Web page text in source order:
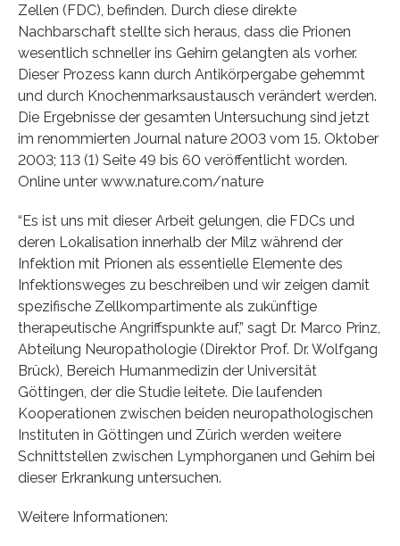
Zellen (FDC), befinden. Durch diese direkte
Nachbarschaft stellte sich heraus, dass die Prionen
wesentlich schneller ins Gehirn gelangten als vorher.
Dieser Prozess kann durch Antikörpergabe gehemmt
und durch Knochenmarksaustausch verändert werden.
Die Ergebnisse der gesamten Untersuchung sind jetzt
im renommierten Journal nature 2003 vom 15. Oktober
2003; 113 (1) Seite 49 bis 60 veröffentlicht worden.
Online unter www.nature.com/nature
“Es ist uns mit dieser Arbeit gelungen, die FDCs und
deren Lokalisation innerhalb der Milz während der
Infektion mit Prionen als essentielle Elemente des
Infektionsweges zu beschreiben und wir zeigen damit
spezifische Zellkompartimente als zukünftige
therapeutische Angriffspunkte auf,” sagt Dr. Marco Prinz,
Abteilung Neuropathologie (Direktor Prof. Dr. Wolfgang
Brück), Bereich Humanmedizin der Universität
Göttingen, der die Studie leitete. Die laufenden
Kooperationen zwischen beiden neuropathologischen
Instituten in Göttingen und Zürich werden weitere
Schnittstellen zwischen Lymphorganen und Gehirn bei
dieser Erkrankung untersuchen.
Weitere Informationen: